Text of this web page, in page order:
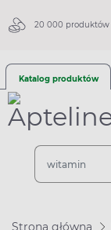
20 000 produktów
Katalog produktów
Strona główna